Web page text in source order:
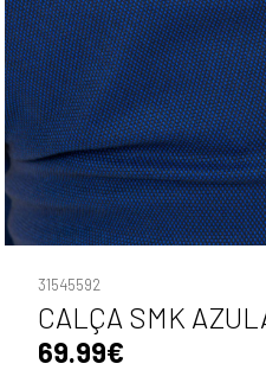
31545592
CALÇA SMK
69.99€